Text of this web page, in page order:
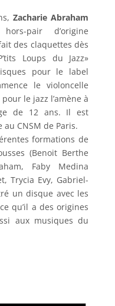
Zacharie Abraham
pair d’origine
des claquettes dès
Loups du Jazz»
pour le label
le violoncelle
le jazz l’amène à
de 12 ans. Il est
CNSM de Paris.
formations de
(Benoit Berthe
Faby Medina
Trycia Evy, Gabriel-
un disque avec les
qu’il a des origines
aux musiques du